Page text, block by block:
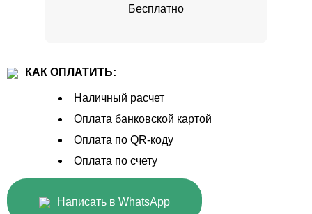
Бесплатно
КАК ОПЛАТИТЬ:
Наличный расчет
Оплата банковской картой
Оплата по QR-коду
Оплата по счету
Написать в WhatsApp